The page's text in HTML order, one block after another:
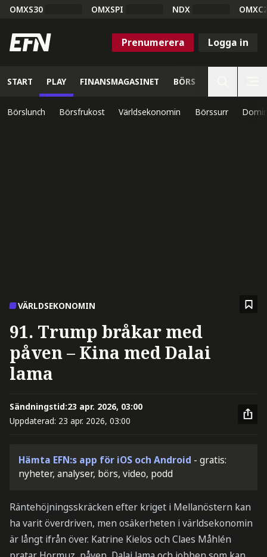
OMXS30 OMXSPI NDX
Prenumerera Logga in
START PLAY FINANSMAGASINET BÖRS
Börslunch Börsfrukost Världsekonomin Börssurr
VÄRLDSEKONOMIN
91. Trump bråkar med
påven – Kina med Dalai
lama
Sändningstid:23 apr. 2026, 03:00
Uppdaterad: 23 apr. 2026, 03:00
Hämta EFN:s app för iOS och Android - gratis:
nyheter, analyser, börs, video, podd
Räntehöjningsskräcken efter kriget i Mellanöstern kan
ha varit överdriven, men osäkerheten i världsekonomin
är långt ifrån över. Katrine Kielos och Claes Måhlén